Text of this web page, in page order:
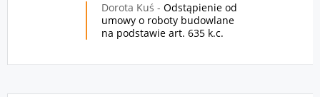
Dorota Kuś - Odstąpienie od
umowy o roboty budowlane
na podstawie art. 635 k.c.